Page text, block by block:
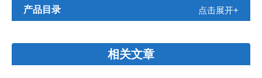
可支持格式FAT16, FAT32文件系统
标配RS232C、HANDLER、USB HO
产品目录 点击展开+
相关文章